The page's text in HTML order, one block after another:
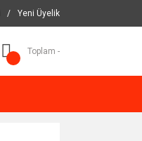
/ Yeni Üyelik
Toplam -